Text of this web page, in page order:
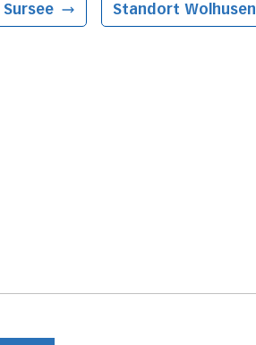
Sursee Standort Wolhusen